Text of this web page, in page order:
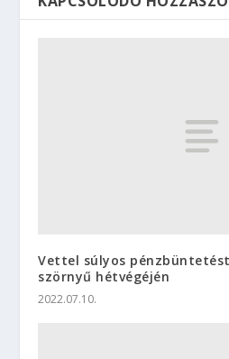
Vettel súlyos
szörnyű hétvégéjén
2022.07.10.